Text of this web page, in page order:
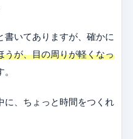
書いてありますが、確かに
うが、目の周りが軽くなっ
に、ちょっと時間をつくれ